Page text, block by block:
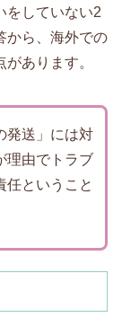
をしていない2
から、海外での
あります。
発送」には対
理由でトラブ
任ということ